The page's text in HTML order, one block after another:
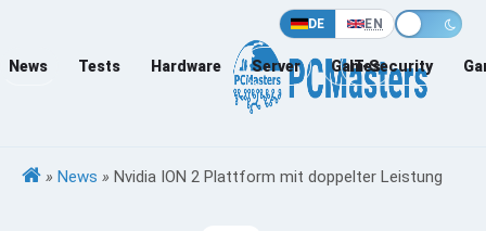
DE EN
News Tests Hardware Server Games
IT-Security
» News » Nvidia ION 2 Plattform mit doppelter Leistung